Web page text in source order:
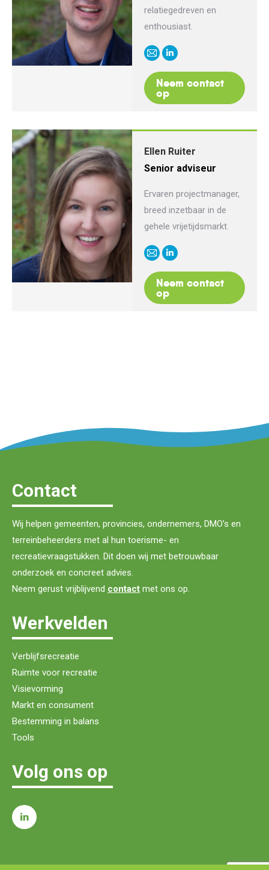
relatiegedreven en
enthousiast.
E-
mail
Linkedin
Neem contact
op
Ellen Ruiter
Senior adviseur
Ervaren projectmanager,
breed inzetbaar in de
gehele vrijetijdsmarkt.
E-
mail
Linkedin
Neem contact
op
Contact
Wij helpen gemeenten, provincies, ondernemers, DMO’s en
terreinbeheerders met al hun toerisme- en
recreatievraagstukken. Dit doen wij met betrouwbaar
onderzoek en concreet advies.
Neem gerust vrijblijvend contact met ons op.
Werkvelden
Verblijfsrecreatie
Ruimte voor recreatie
Visievorming
Markt en consument
Bestemming in balans
Tools
Volg ons op